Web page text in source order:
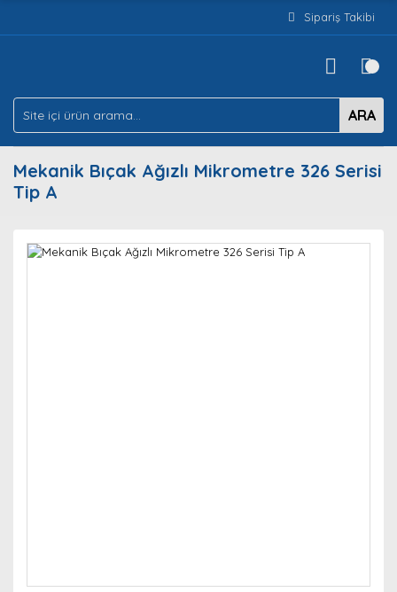
Sipariş Takibi
ARA
Mekanik Bıçak Ağızlı Mikrometre 326 Serisi
Tip A